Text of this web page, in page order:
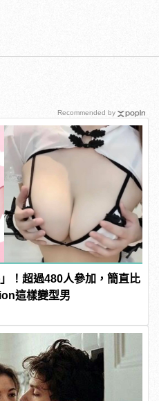
！超過480人參加，簡直比
這樣變型男
Recommended by